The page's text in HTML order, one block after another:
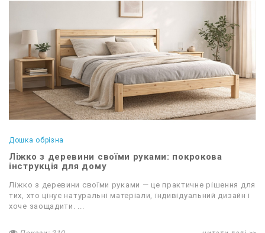
Дошка обрізна
Ліжко з деревини своїми руками: покрокова
інструкція для дому
Ліжко з деревини своїми руками — це практичне рішення для
тих, хто цінує натуральні матеріали, індивідуальний дизайн і
хоче заощадити. ...